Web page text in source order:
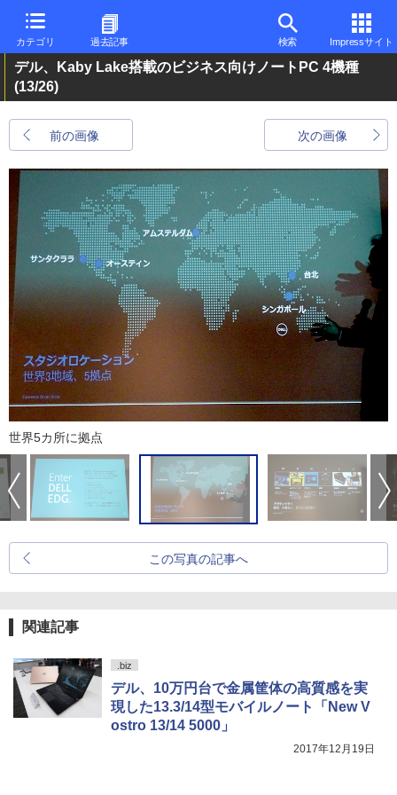
カテゴリ 過去記事 検索 Impressサイト
デル、Kaby Lake搭載のビジネス向けノートPC 4機種
(13/26)
前の画像 次の画像
世界5カ所に拠点
この写真の記事へ
関連記事
.biz
デル、10万円台で金属筐体の高質感を実
現した13.3/14型モバイルノート「New V
ostro 13/14 5000」
2017年12月19日